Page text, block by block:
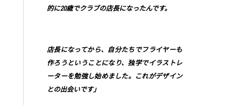
的に20歳でクラブの店長になったんです。
店長になってから、自分たちでフライヤーも
作ろうということになり、独学でイラストレ
ーターを勉強し始めました。これがデザイン
との出会いです」